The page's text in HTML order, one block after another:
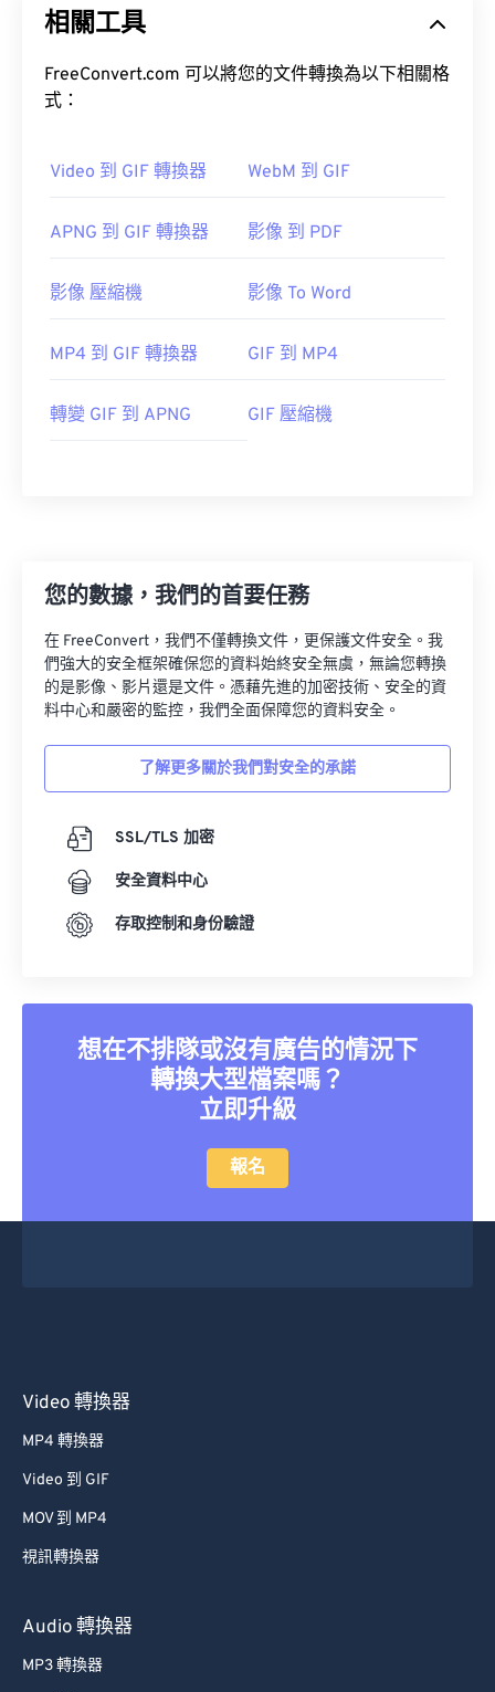
相關工具
FreeConvert.com 可以將您的文件轉換為以下相關格
式：
Video 到 GIF 轉換器 WebM 到 GIF
APNG 到 GIF 轉換器 影像 到 PDF
影像 壓縮機 影像 To Word
MP4 到 GIF 轉換器 GIF 到 MP4
轉變 GIF 到 APNG GIF 壓縮機
您的數據，我們的首要任務
在 FreeConvert，我們不僅轉換文件，更保護文件安全。我
們強大的安全框架確保您的資料始終安全無虞，無論您轉換
的是影像、影片還是文件。憑藉先進的加密技術、安全的資
料中心和嚴密的監控，我們全面保障您的資料安全。
了解更多關於我們對安全的承諾
SSL/TLS 加密
安全資料中心
存取控制和身份驗證
想在不排隊或沒有廣告的情況下
轉換大型檔案嗎？
立即升級
報名
Video 轉換器
MP4 轉換器
Video 到 GIF
MOV 到 MP4
視訊轉換器
Audio 轉換器
MP3 轉換器